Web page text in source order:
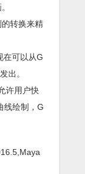
转换来精
在可以从G
出。
许用户快
线绘制，G